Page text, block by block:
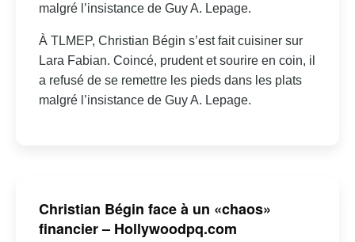
malgré l’insistance de Guy A. Lepage.
À TLMEP, Christian Bégin s’est fait cuisiner sur
Lara Fabian. Coincé, prudent et sourire en coin, il
a refusé de se remettre les pieds dans les plats
malgré l’insistance de Guy A. Lepage.
Christian Bégin face à un «chaos»
financier – Hollywoodpq.com